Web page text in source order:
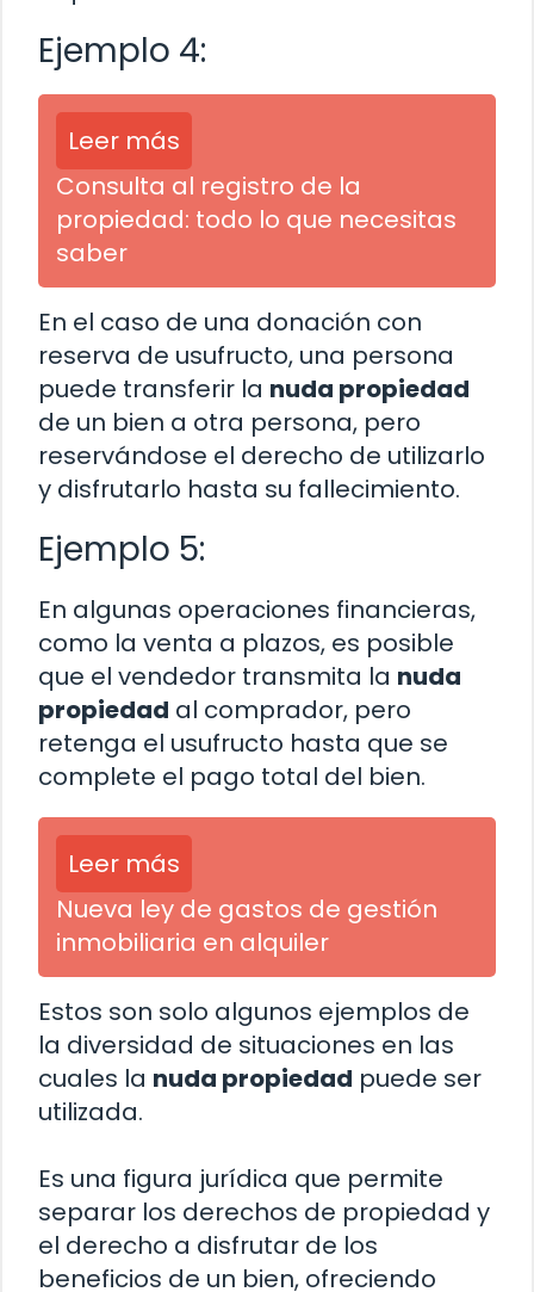
Ejemplo 4:
Leer más
Consulta al registro de la
propiedad: todo lo que necesitas
saber
En el caso de una donación con
reserva de usufructo, una persona
puede transferir la nuda propiedad
de un bien a otra persona, pero
reservándose el derecho de utilizarlo
y disfrutarlo hasta su fallecimiento.
Ejemplo 5:
En algunas operaciones financieras,
como la venta a plazos, es posible
que el vendedor transmita la nuda
propiedad al comprador, pero
retenga el usufructo hasta que se
complete el pago total del bien.
Leer más
Nueva ley de gastos de gestión
inmobiliaria en alquiler
Estos son solo algunos ejemplos de
la diversidad de situaciones en las
cuales la nuda propiedad puede ser
utilizada.
Es una figura jurídica que permite
separar los derechos de propiedad y
el derecho a disfrutar de los
beneficios de un bien, ofreciendo